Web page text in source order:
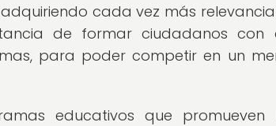
cada vez más
de formar ciudadanos con
para poder competir en un
educativos que promueven